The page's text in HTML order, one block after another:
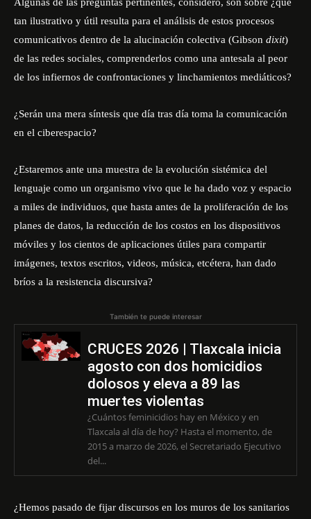
tan ilustrativo y útil resulta para el análisis de estos procesos
comunicativos dentro de la alucinación colectiva (Gibson dixit)
de las redes sociales, comprenderlos como una antesala al peor
de los infiernos de confrontaciones y linchamientos mediáticos?
¿Serán una mera síntesis que día tras día toma la comunicación
en el ciberespacio?
¿Estaremos ante una muestra de la evolución sistémica del
lenguaje como un organismo vivo que le ha dado voz y espacio
a miles de individuos, que hasta antes de la proliferación de los
planes de datos, la reducción de los costos en los dispositivos
móviles y los cientos de aplicaciones útiles para compartir
imágenes, textos escritos, videos, música, etcétera, han dado
bríos a la resistencia discursiva?
También te puede interesar
CRUCES 2026 | Tlaxcala inicia
agosto con dos homicidios
dolosos y eleva a 89 las
muertes violentas
¿Cuántos feminicidios hay en México y en
Tlaxcala al día de hoy? Hasta el momento, de
2015 a marzo de 2026, el Secretariado Ejecutivo
del...
¿Hemos pasado de fijar discursos en los muros de los sanitarios